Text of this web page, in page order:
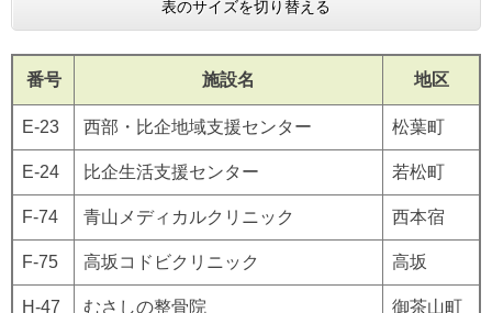
表のサイズを切り替える
番号 施設名 地区
E-23 西部・比企地域支援センター 松葉町
E-24 比企生活支援センター 若松町
F-74 青山メディカルクリニック 西本宿
F-75 高坂コドビクリニック 高坂
H-47 むさしの整骨院 御茶山町